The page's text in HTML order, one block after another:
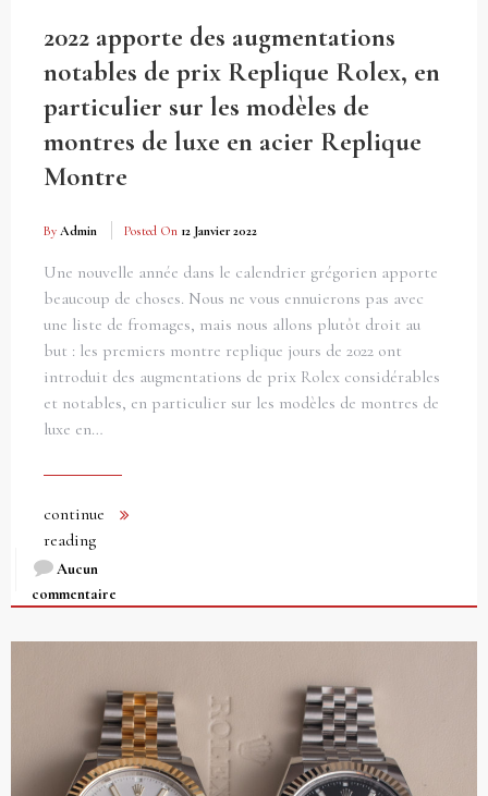
2022 apporte des augmentations
notables de prix Replique Rolex, en
particulier sur les modèles de
montres de luxe en acier Replique
Montre
By Admin Posted On 12 Janvier 2022
Une nouvelle année dans le calendrier grégorien apporte
beaucoup de choses. Nous ne vous ennuierons pas avec
une liste de fromages, mais nous allons plutôt droit au
but : les premiers montre replique jours de 2022 ont
introduit des augmentations de prix Rolex considérables
et notables, en particulier sur les modèles de montres de
luxe en…
continue
reading
Aucun
commentaire